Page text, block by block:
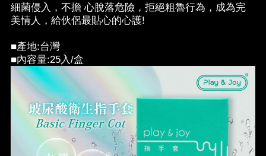
細菌侵入，不擔 心脫落危險，拒絕粗魯行為，成為完
美情人，給伙侶最貼心的心護!
■產地:台灣
■內容量:25入/盒